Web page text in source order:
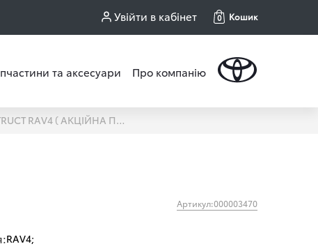
Увійти в кабінет 0 Кошик
та аксесуари Про компанію
ЗАМОК АКПП CONSTRUCT RAV4 ( АКЦІЙНА ПРОПОЗИЦІЯ )
Артикул:000003470
RAV4;